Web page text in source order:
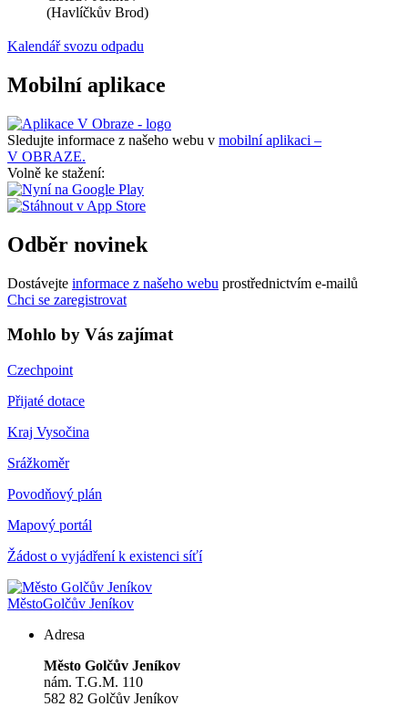
(Havlíčkův Brod)
Kalendář svozu odpadu
Mobilní aplikace
Sledujte informace z našeho webu v mobilní aplikaci –
V OBRAZE.
Volně ke stažení:
Odběr novinek
Dostávejte informace z našeho webu prostřednictvím e-mailů
Chci se zaregistrovat
Mohlo by Vás zajímat
Czechpoint
Přijaté dotace
Kraj Vysočina
Srážkoměr
Povodňový plán
Mapový portál
Žádost o vyjádření k existenci síťí
MěstoGolčův Jeníkov
Adresa
Město Golčův Jeníkov
nám. T.G.M. 110
582 82 Golčův Jeníkov